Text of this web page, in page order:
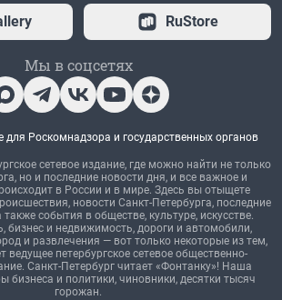
RuStore
Мы в соцсетях
для Роскомнадзора и государственных органов
сетевое издание, где можно найти не только
но и последние новости дня, и все важное и
в России и в мире. Здесь вы отыщете
новости Санкт-Петербурга, последние
также события в обществе, культуре, искусстве.
бизнес и недвижимость, дороги и автомобили,
и развлечения — вот только некоторые из тем,
ведущее петербургское сетевое общественно-
Санкт-Петербург читает «Фонтанку»! Наша
бизнеса и политики, чиновники, десятки тысяч
горожан.